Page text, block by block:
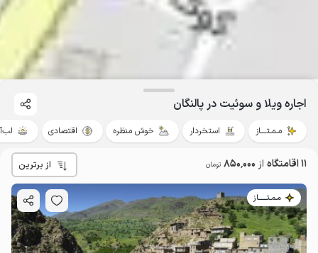
اجاره ویلا و سوئیت در پالنگان
مـمـتــــاز استخردار خوش منظره اقتصادی
11 اقامتگاه از 850٬000 تومان از برترین
مـمـتــــــاز